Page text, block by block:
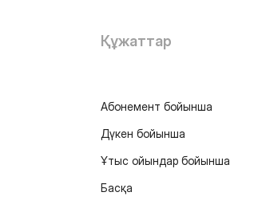
Құжаттар
Абонемент бойынша
Дүкен бойынша
Ұтыс ойындар бойынша
Басқа